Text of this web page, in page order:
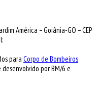
América – Goiânia-GO – CEP
para Corpo de Bombeiros
por BM/6 e